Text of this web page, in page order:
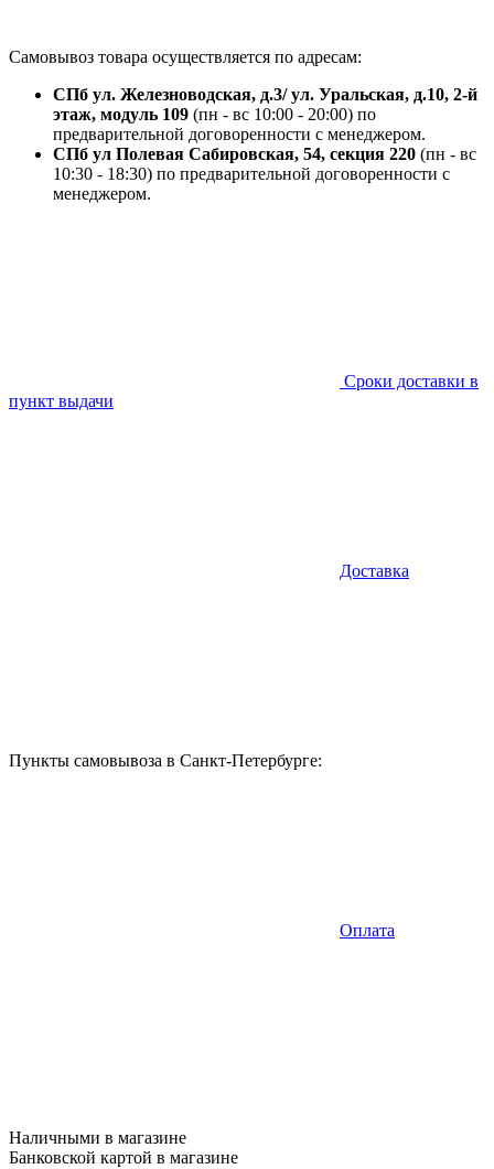
Самовывоз товара осуществляется по адресам:
СПб ул. Железноводская, д.3/ ул. Уральская, д.10, 2-й
этаж, модуль 109 (пн - вс 10:00 - 20:00) по
предварительной договоренности с менеджером.
СПб ул Полевая Сабировская, 54, секция 220 (пн - вс
10:30 - 18:30) по предварительной договоренности с
менеджером.
Сроки доставки в
пункт выдачи
Доставка
Пункты самовывоза в Санкт-Петербурге:
Оплата
Наличными в магазине
Банковской картой в магазине